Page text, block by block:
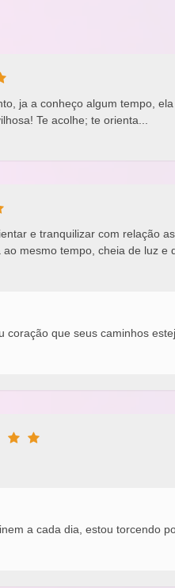
ja a conheço algum tempo,
Te acolhe; te orienta...
e tranquilizar com relação
mesmo tempo, cheia de luz e
que seus caminhos
a cada dia, estou torcendo